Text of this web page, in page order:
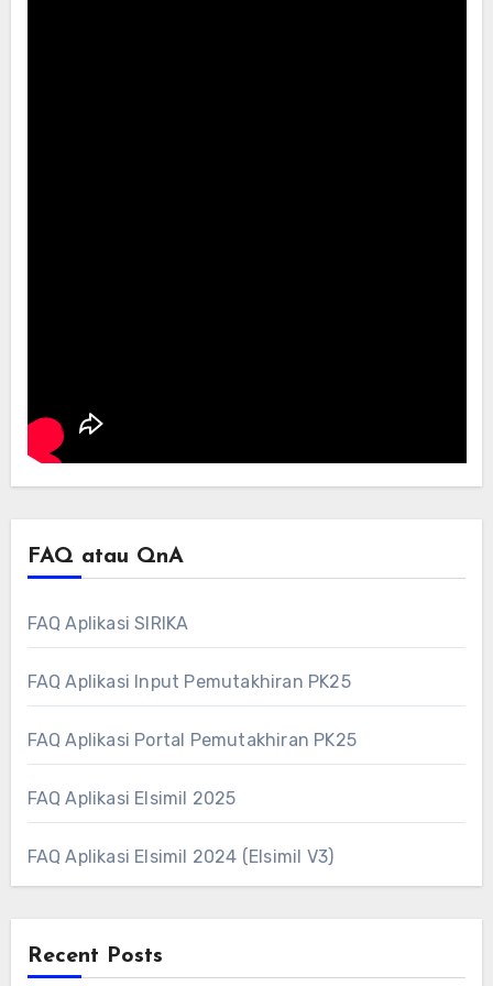
FAQ atau QnA
FAQ Aplikasi SIRIKA
FAQ Aplikasi Input Pemutakhiran PK25
FAQ Aplikasi Portal Pemutakhiran PK25
FAQ Aplikasi Elsimil 2025
FAQ Aplikasi Elsimil 2024 (Elsimil V3)
Recent Posts